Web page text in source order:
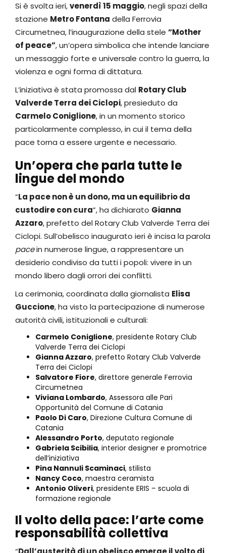
Si è svolta ieri,venerdì 15 maggio, negli spazi della
stazione Metro Fontana della Ferrovia
Circumetnea, l’inaugurazione della stele “Mother
of peace”, un’opera simbolica che intende lanciare
un messaggio forte e universale contro la guerra, la
violenza e ogni forma di dittatura.
L’iniziativa è stata promossa dal Rotary Club
Valverde Terra dei Ciclopi, presieduto da
Carmelo Coniglione, in un momento storico
particolarmente complesso, in cui il tema della
pace torna a essere urgente e necessario.
Un’opera che parla tutte le
lingue del mondo
“La pace non è un dono, ma un equilibrio da
custodire con cura”, ha dichiarato Gianna
Azzaro, prefetto del Rotary Club Valverde Terra dei
Ciclopi. Sull’obelisco inaugurato ieri è incisa la parola
pacein numerose lingue, a rappresentare un
desiderio condiviso da tutti i popoli: vivere in un
mondo libero dagli orrori dei conflitti.
La cerimonia, coordinata dalla giornalista Elisa
Guccione, ha visto la partecipazione di numerose
autorità civili, istituzionali e culturali:
Carmelo Coniglione, presidente Rotary Club
Valverde Terra dei Ciclopi
Gianna Azzaro, prefetto Rotary Club Valverde
Terra dei Ciclopi
Salvatore Fiore, direttore generale Ferrovia
Circumetnea
Viviana Lombardo, Assessora alle Pari
Opportunità del Comune di Catania
Paolo Di Caro, Direzione Cultura Comune di
Catania
Alessandro Porto, deputato regionale
Gabriela Scibilia, interior designer e promotrice
dell’iniziativa
Pina Nannuli Scaminaci, stilista
Nancy Coco, maestra ceramista
Antonio Oliveri, presidente ERIS – scuola di
formazione regionale
Il volto della pace: l’arte come
responsabilità collettiva